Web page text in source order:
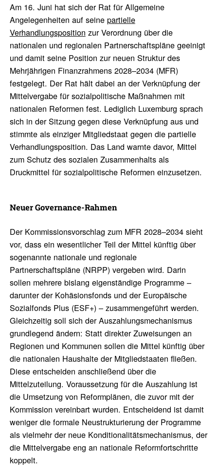
Am 16. Juni hat sich der Rat für Allgemeine
Angelegenheiten auf seine partielle
Verhandlungsposition zur Verordnung über die
nationalen und regionalen Partnerschaftspläne geeinigt
und damit seine Position zur neuen Struktur des
Mehrjährigen Finanzrahmens 2028–2034 (MFR)
festgelegt. Der Rat hält dabei an der Verknüpfung der
Mittelvergabe für sozialpolitische Maßnahmen mit
nationalen Reformen fest. Lediglich Luxemburg sprach
sich in der Sitzung gegen diese Verknüpfung aus und
stimmte als einziger Mitgliedstaat gegen die partielle
Verhandlungsposition. Das Land warnte davor, Mittel
zum Schutz des sozialen Zusammenhalts als
Druckmittel für sozialpolitische Reformen einzusetzen.
Neuer Gover­nance-Rahmen
Der Kommissionsvorschlag zum MFR 2028–2034 sieht
vor, dass ein wesentlicher Teil der Mittel künftig über
sogenannte nationale und regionale
Partnerschaftspläne (NRPP) vergeben wird. Darin
sollen mehrere bislang eigenständige Programme –
darunter der Kohäsionsfonds und der Europäische
Sozialfonds Plus (ESF+) – zusammengeführt werden.
Gleichzeitig soll sich der Auszahlungsmechanismus
grundlegend ändern: Statt direkter Zuweisungen an
Regionen und Kommunen sollen die Mittel künftig über
die nationalen Haushalte der Mitgliedstaaten fließen.
Diese entscheiden anschließend über die
Mittelzuteilung. Voraussetzung für die Auszahlung ist
die Umsetzung von Reformplänen, die zuvor mit der
Kommission vereinbart wurden. Entscheidend ist damit
weniger die formale Neustrukturierung der Programme
als vielmehr der neue Konditionalitätsmechanismus, der
die Mittelvergabe eng an nationale Reformfortschritte
koppelt.